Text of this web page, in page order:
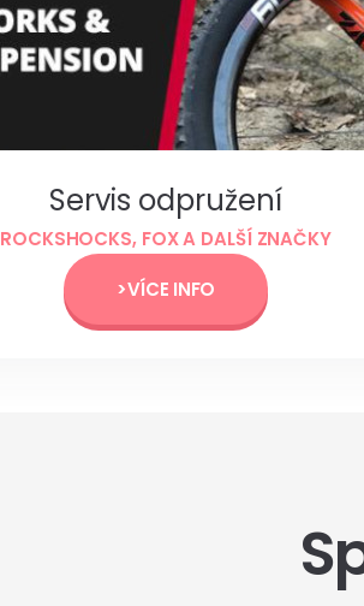
Servis odpružení
ROCKSHOCKS, FOX A DALŠÍ ZNAČKY
>VÍCE INFO